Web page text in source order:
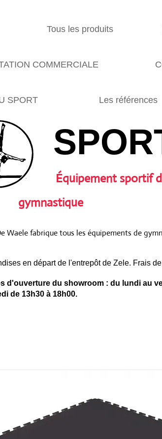
Tous les produits
COMMERCIALE
SPORT Les références
Équipement sportif
gymnastique
en départ de l'entrepôt de Zele. Frais
Waele fabrique tous les équipements de
d'ouverture du showroom : du lundi au
de 13h30 à 18h00.